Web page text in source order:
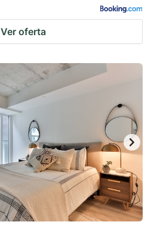
Ver oferta